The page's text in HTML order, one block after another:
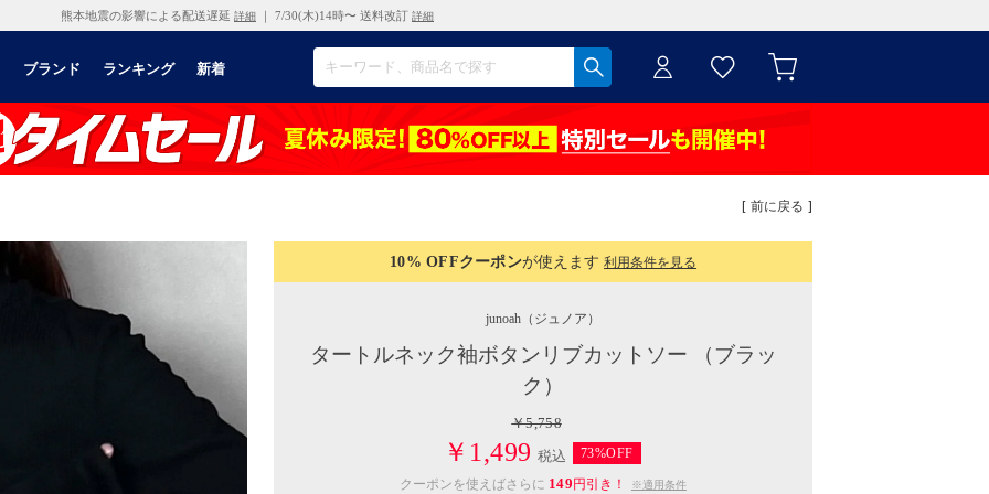
熊本地震の影響による配送遅延 詳細 ｜ 7/30(木)14時〜 送料改訂 詳細
ブランド ランキング 新着
[ 前に戻る ]
10% OFFクーポンが使えます 利用条件を見る
junoah （ジュノア）
タートルネック袖ボタンリブカットソー （ブラッ
ク）
￥5,758
￥1,499 税込
73%OFF
クーポンを使えばさらに 149円引き！ ※適用条件